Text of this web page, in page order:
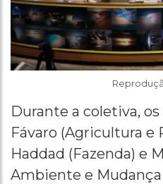
Durante a coletiva,
Fávaro (Agricultura e
Haddad (Fazenda) e
Ambiente e Mudança